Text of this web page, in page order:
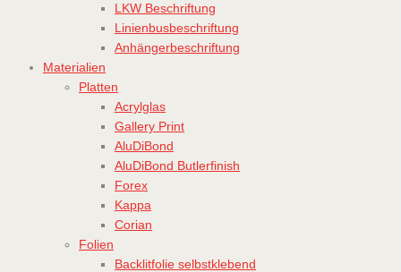
LKW Beschriftung
Linienbusbeschriftung
Anhängerbeschriftung
Materialien
Platten
Acrylglas
Gallery Print
AluDiBond
AluDiBond Butlerfinish
Forex
Kappa
Corian
Folien
Backlitfolie selbstklebend